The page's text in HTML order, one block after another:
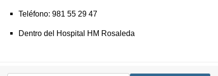
Teléfono: 981 55 29 47
Dentro del Hospital HM Rosaleda